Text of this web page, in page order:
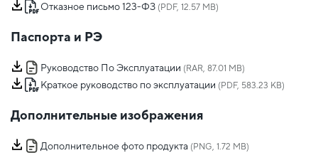
Отказное письмо 123-ФЗ (PDF, 12.57 MB)
Паспорта и РЭ
Руководство По Эксплуатации (RAR, 87.01 MB)
Краткое руководство по эксплуатации (PDF, 583.23 KB)
Дополнительные изображения
Дополнительное фото продукта (PNG, 1.72 MB)